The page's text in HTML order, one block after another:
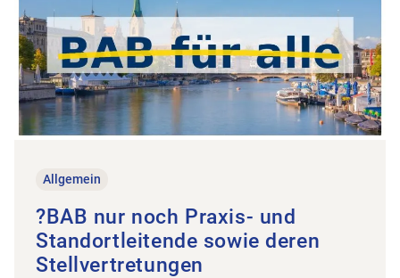
Allgemein
?BAB nur noch Praxis- und
Standortleitende sowie deren
Stellvertretungen